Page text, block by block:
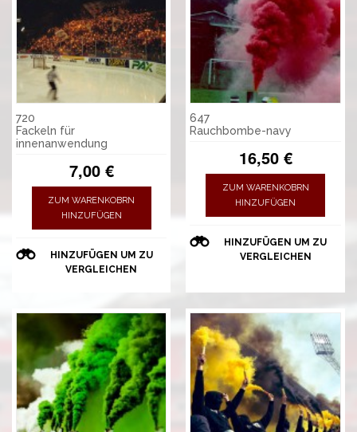
720
Fackeln für
innenanwendung
7,00 €
ZUM WARENKOBRN
HINZUFÜGEN
HINZUFÜGEN UM ZU
VERGLEICHEN
647
Rauchbombe-navy
16,50 €
ZUM WARENKOBRN
HINZUFÜGEN
HINZUFÜGEN UM ZU
VERGLEICHEN